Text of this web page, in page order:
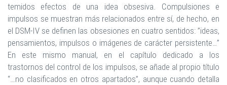
temidos efectos de una idea obsesiva. Compulsiones e
impulsos se muestran más relacionados entre sí, de hecho, en
el DSM-IV se definen las obsesiones en cuatro sentidos: ”ideas,
pensamientos, impulsos o imágenes de carácter persistente…”
En este mismo manual, en el capítulo dedicado a los
trastornos del control de los impulsos, se añade al propio título
“…no clasificados en otros apartados”, aunque cuando detalla